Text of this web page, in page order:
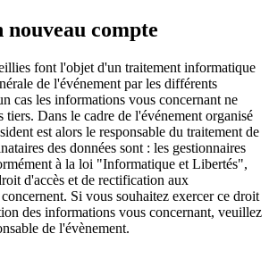
compte
font l'objet d'un traitement informatique
de l'événement par les différents
cas les informations vous concernant ne
tiers. Dans le cadre de l'événement organisé
est alors le responsable du traitement de
des données sont : les gestionnaires
à la loi "Informatique et Libertés",
d'accès et de rectification aux
Si vous souhaitez exercer ce droit
des informations vous concernant, veuillez
de l'évènement.